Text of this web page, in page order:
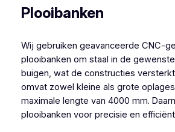
Plooibanken
Wij gebruiken geavanceerde CNC-
plooibanken om staal in de
buigen, wat de constructies
omvat zowel kleine als grote
maximale lengte van 4000 mm.
plooibanken voor precisie en